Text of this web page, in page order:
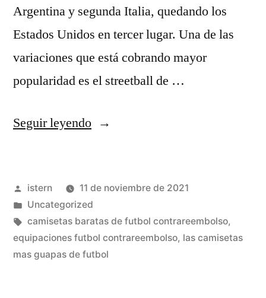
Argentina y segunda Italia, quedando los
Estados Unidos en tercer lugar. Una de las
variaciones que está cobrando mayor
popularidad es el streetball de …
Seguir leyendo«Según
Carlos
Alberto
Montaner»
Publicado
por
istern
11 de noviembre de 2021
Publicado
en
Uncategorized
Etiquetas:
camisetas baratas de futbol contrareembolso,
equipaciones futbol contrareembolso, las camisetas
mas guapas de futbol